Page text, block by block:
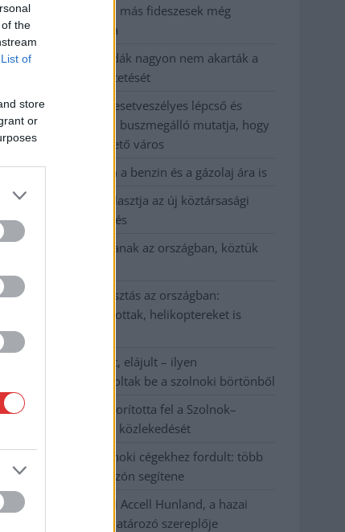
the
List of
store
or
kapott, más fideszesek még
vittek haza
Szolnok megyei gazdák nagyon nem akarták a
JÉGER további üzemeltetését
5.0: alig balesetveszélyes lépcső és
állapotban levő buszmegálló mutatja, hogy
mennyire élhető város
újra csökken a benzin és a gázolaj ára is
Napokon belül megválasztja az új köztársasági
az Országgyűlés
tüzek pusztítanak az országban, köztük
hőségriasztás az országban:
Szolnokon klímát javítottak, helikoptereket is
a tüzeknél
A zárkában rosszul lett, elájult – ilyen
körülményekről számoltak be a szolnoki börtönből
Váratlan fennakadás borította fel a Szolnok–
Kecskemét vasútvonal közlekedését
A polgármester a szolnoki cégekhez fordult: több
száz elbocsátott dolgozón segítene
Csődbe ment a tószegi Accell Hunland, a hazai
kerékpárgyártás meghatározó szereplője